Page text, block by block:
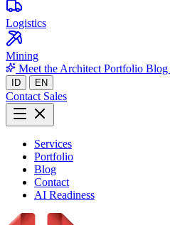
Logistics
Mining
Meet the Architect Portfolio Blog
ID EN
Contact Sales
Services
Portfolio
Blog
Contact
AI Readiness